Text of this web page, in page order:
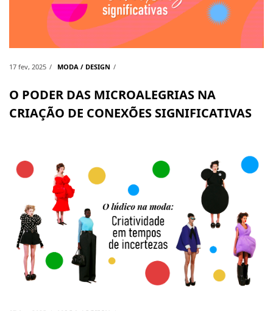
17 fev, 2025 MODA / DESIGN
O PODER DAS MICROALEGRIAS NA
CRIAÇÃO DE CONEXÕES SIGNIFICATIVAS